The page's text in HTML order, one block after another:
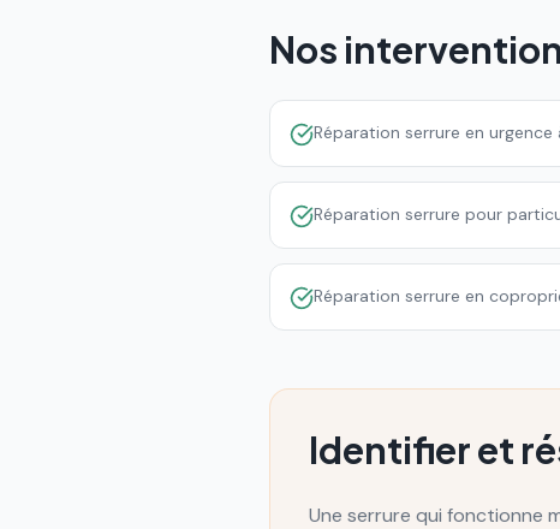
Nos
Réparation serrure en urgence
Réparation serrure pour
Réparation serrure en
Identifier et
Une serrure qui fonctionne